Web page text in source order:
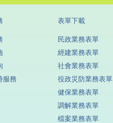
服務
表單下載
民政業務表單
經建業務表單
社會業務表單
役政災防業務表單
健保業務表單
調解業務表單
檔案業務表單